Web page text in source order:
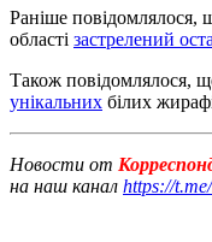
Раніше повідомлялося,
області застрелений
Також повідомлялося,
унікальних білих
Новости от
на наш канал https://